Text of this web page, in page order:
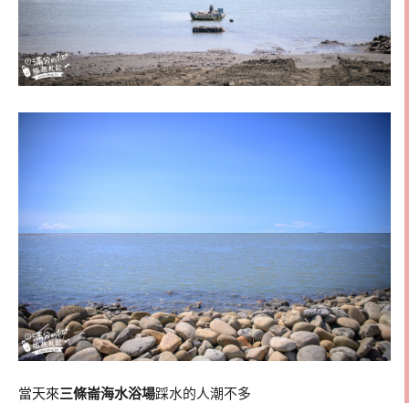
當天來三條崙海水浴場踩水的人潮不多